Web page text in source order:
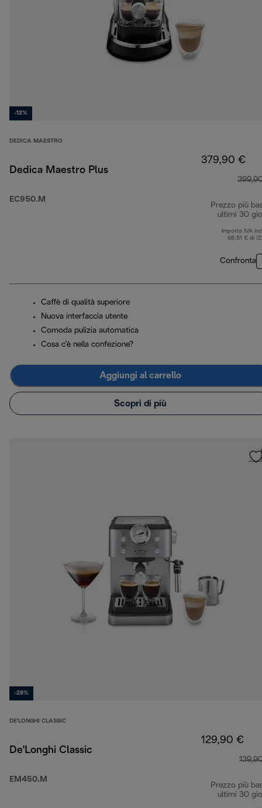
-12%
DEDICA MAESTRO
Dedica Maestro Plus
EC950.M
379,90 €
Prezzo più
ultimi 30
Importo IVA
68,51 € di
Confronta
Caffè di qualità superiore
Nuova interfaccia utente
Comoda pulizia automatica
Cosa c’è nella confezione?
Aggiungi al carrello
Scopri di più
-28%
DE'LONGHI CLASSIC
De'Longhi Classic
EM450.M
129,90 €
Prezzo più
ultimi 30